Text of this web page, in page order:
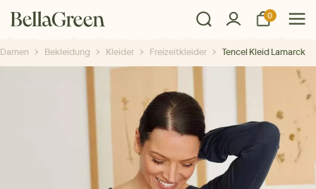
0
Damen Bekleidung Kleider Freizeitkleider Tencel Kleid Lamarck